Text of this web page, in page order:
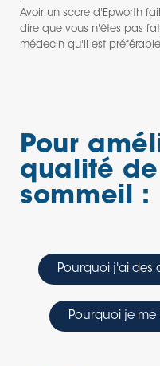
Avoir un score d'Epworth
dire que vous n'êtes pas
médecin qu'il est
Pour
qualité
sommeil :
Pourquoi j'ai des
Pourquoi je me